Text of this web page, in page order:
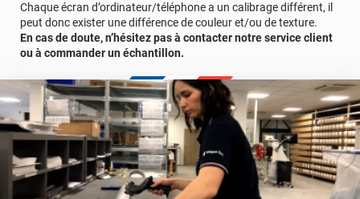
Vous allez commander 1 face de porte avec un surplus de 13 cm
comprenant le retour porte + le cadre.
Chaque écran d’ordinateur/téléphone a un calibrage différent, il
peut donc exister une différence de couleur et/ou de texture.
En cas de doute, n’hésitez pas à contacter notre service client
ou à commander un échantillon.